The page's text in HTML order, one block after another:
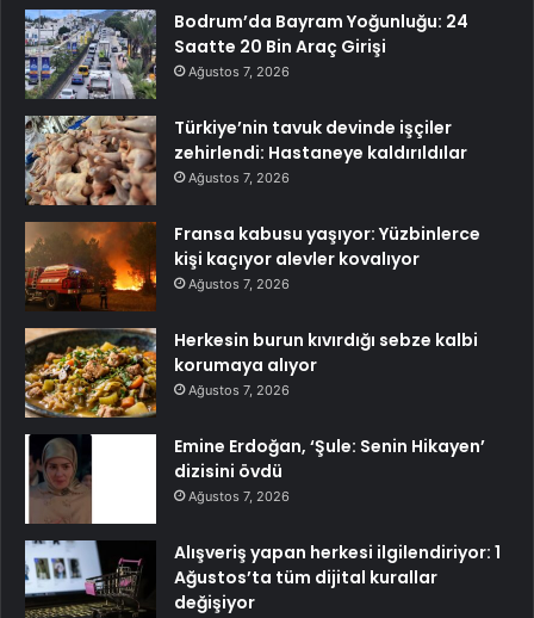
Bodrum’da Bayram Yoğunluğu: 24
Saatte 20 Bin Araç Girişi
Ağustos 7, 2026
Türkiye’nin tavuk devinde işçiler
zehirlendi: Hastaneye kaldırıldılar
Ağustos 7, 2026
Fransa kabusu yaşıyor: Yüzbinlerce
kişi kaçıyor alevler kovalıyor
Ağustos 7, 2026
Herkesin burun kıvırdığı sebze kalbi
korumaya alıyor
Ağustos 7, 2026
Emine Erdoğan, ‘Şule: Senin Hikayen’
dizisini övdü
Ağustos 7, 2026
Alışveriş yapan herkesi ilgilendiriyor: 1
Ağustos’ta tüm dijital kurallar
değişiyor